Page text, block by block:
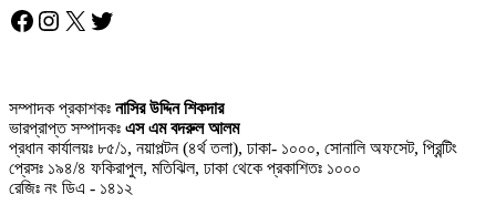
Facebook
Instagram
X Twitter
সম্পাদক প্রকাশকঃ নাসির উদ্দিন শিকদার
ভারপ্রাপ্ত সম্পাদকঃ এস এম বদরুল আলম
প্রধান কার্যালয়ঃ ৮৫/১, নয়াপল্টন (৪র্থ তলা), ঢাকা- ১০০০, সোনালি অফসেট, প্রিন্টিং
প্রেসঃ ১৯৪/৪ ফকিরাপুল, মতিঝিল, ঢাকা থেকে প্রকাশিতঃ ১০০০
রেজিঃ নং ডিএ - ১৪১২